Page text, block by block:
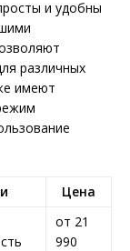
и удобны
различных
имеют
Цена
от 21
990